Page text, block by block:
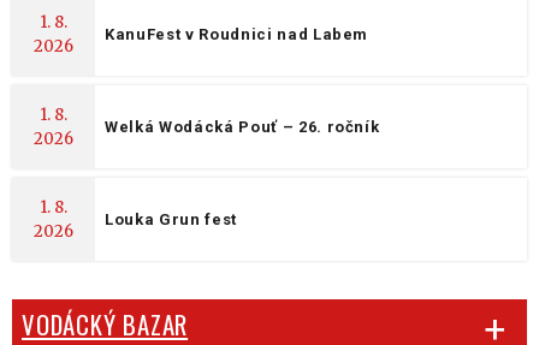
1. 8.
2026
KanuFest v Roudnici nad Labem
1. 8.
2026
Welká Wodácká Pouť – 26. ročník
1. 8.
2026
Louka Grun fest
VODÁCKÝ BAZAR